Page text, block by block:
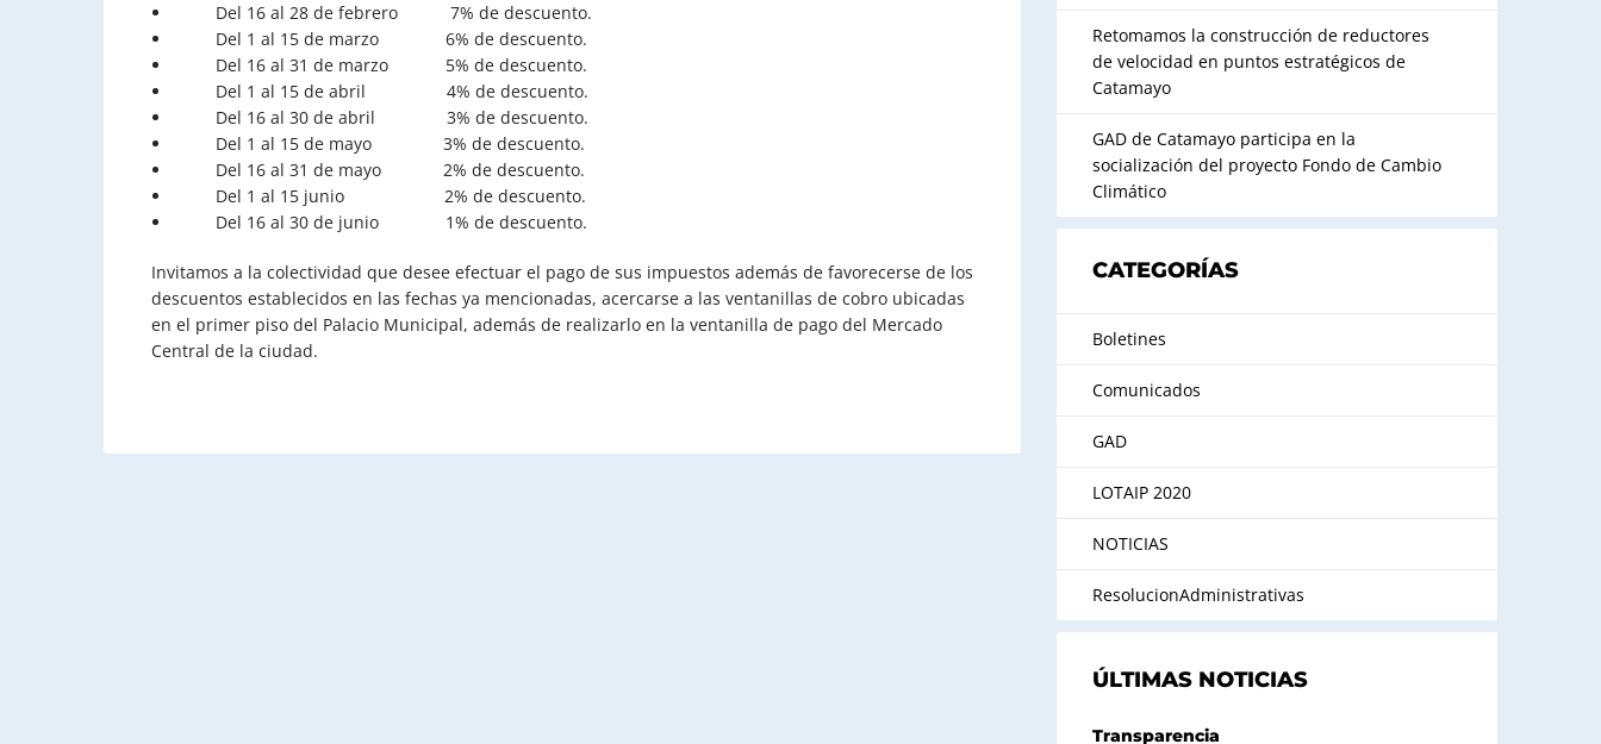
Del 16 al 28 de febrero 7% de descuento.
Del 1 al 15 de marzo 6% de descuento.
Del 16 al 31 de marzo 5% de descuento.
Del 1 al 15 de abril 4% de descuento.
Del 16 al 30 de abril 3% de descuento.
Del 1 al 15 de mayo 3% de descuento.
Del 16 al 31 de mayo 2% de descuento.
Del 1 al 15 junio 2% de descuento.
Del 16 al 30 de junio 1% de descuento.
Invitamos a la colectividad que desee efectuar el pago de sus impuestos además de favorecerse de los
descuentos establecidos en las fechas ya mencionadas, acercarse a las ventanillas de cobro ubicadas
en el primer piso del Palacio Municipal, además de realizarlo en la ventanilla de pago del Mercado
Central de la ciudad.
Retomamos la construcción de reductores
de velocidad en puntos estratégicos de
Catamayo
GAD de Catamayo participa en la
socialización del proyecto Fondo de Cambio
Climático
CATEGORÍAS
Boletines
Comunicados
GAD
LOTAIP 2020
NOTICIAS
ResolucionAdministrativas
ÚLTIMAS NOTICIAS
Transparencia